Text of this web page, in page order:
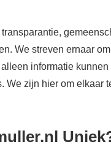
We streven ernaar
informatie
We zijn hier om elkaar